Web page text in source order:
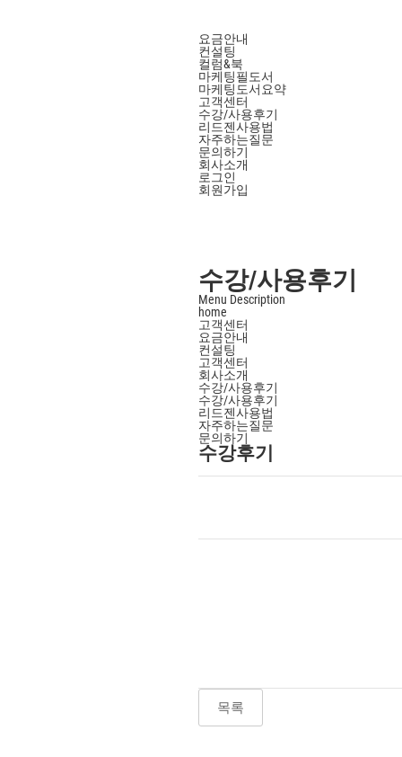
요금안내
컨설팅
컬럼&북
마케팅필도서
마케팅도서요약
고객센터
수강/사용후기
리드젠사용법
자주하는질문
문의하기
회사소개
로그인
회원가입
수강/사용후기
Menu Description
home
고객센터
요금안내
컨설팅
고객센터
회사소개
수강/사용후기
수강/사용후기
리드젠사용법
자주하는질문
문의하기
수강후기
목록